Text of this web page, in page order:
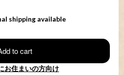
shipping available
to cart
お住まいの方向け